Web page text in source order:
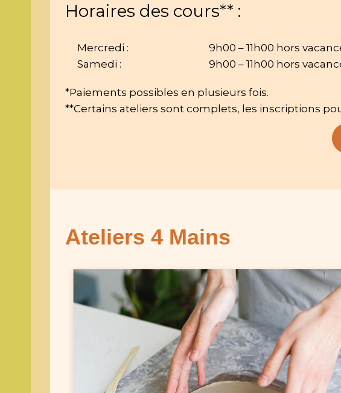
Horaires des cours** :
Mercredi :
Samedi :
9h00 – 11h00 hors
9h00 – 11h00 hors
*Paiements possibles en plusieurs fois.
**Certains ateliers sont complets, les inscriptions
Ateliers 4 Mains